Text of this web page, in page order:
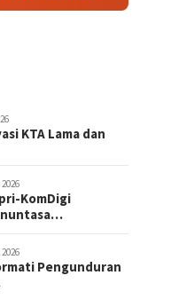
KTA Lama dan
KomDigi
Pengunduran